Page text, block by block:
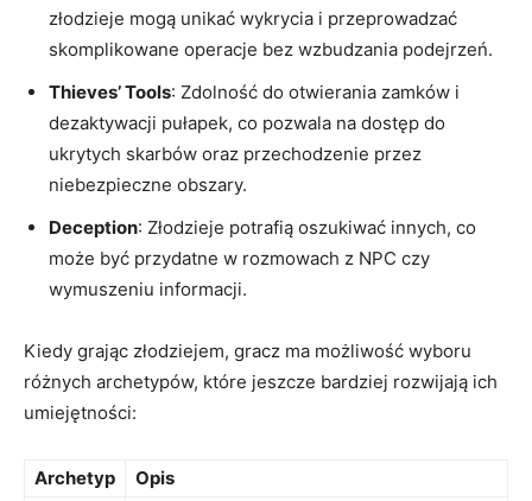
złodzieje mogą unikać wykrycia i przeprowadzać
skomplikowane operacje bez wzbudzania podejrzeń.
Thieves’ Tools: Zdolność do otwierania zamków i
dezaktywacji pułapek, co pozwala na dostęp do
ukrytych skarbów oraz przechodzenie przez
niebezpieczne obszary.
Deception: Złodzieje potrafią oszukiwać innych, co
może być przydatne w rozmowach z NPC czy
wymuszeniu informacji.
Kiedy grając złodziejem, gracz ma możliwość wyboru
różnych archetypów, które jeszcze bardziej rozwijają ich
umiejętności:
Archetyp Opis